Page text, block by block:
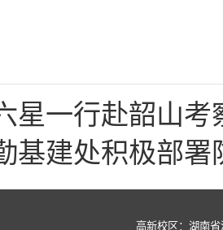
星一行赴韶山
基建处积极部署
高新校区：湖南省